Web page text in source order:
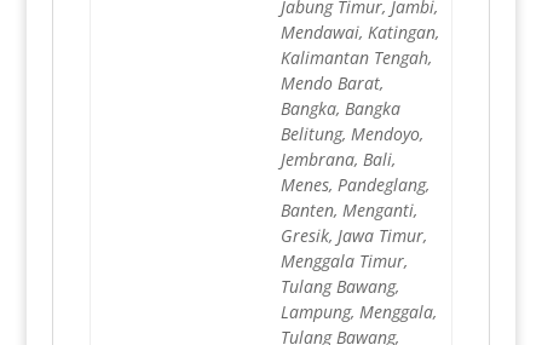
Jabung Timur, Jambi,
Mendawai, Katingan,
Kalimantan Tengah,
Mendo Barat,
Bangka, Bangka
Belitung, Mendoyo,
Jembrana, Bali,
Menes, Pandeglang,
Banten, Menganti,
Gresik, Jawa Timur,
Menggala Timur,
Tulang Bawang,
Lampung, Menggala,
Tulang Bawang,